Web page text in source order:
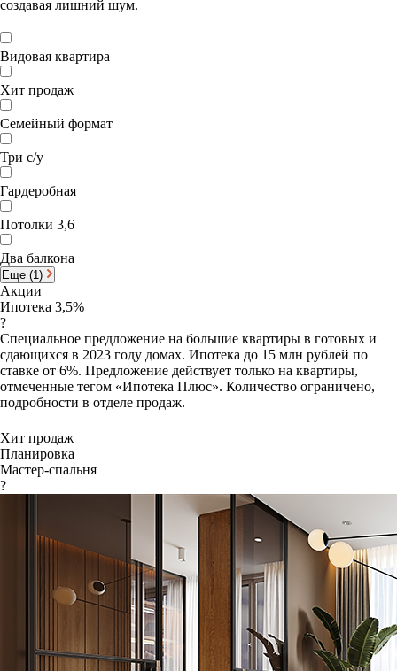
создавая лишний шум.
Видовая квартира
Хит продаж
Семейный формат
Три с/у
Гардеробная
Потолки 3,6
Два балкона
Еще (1)
Акции
Ипотека 3,5%
?
Специальное предложение на большие квартиры в готовых и
сдающихся в 2023 году домах. Ипотека до 15 млн рублей по
ставке от 6%. Предложение действует только на квартиры,
отмеченные тегом «Ипотека Плюс». Количество ограничено,
подробности в отделе продаж.
Хит продаж
Планировка
Мастер-спальня
?